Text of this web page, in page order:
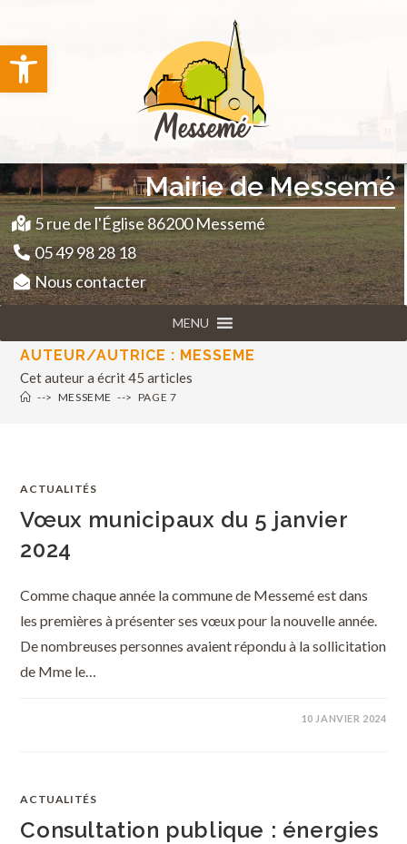
Ouvrir la barre d’outils
Mairie de Messemé
5 rue de l'Église 86200 Messemé
05 49 98 28 18
Nous contacter
MENU
AUTEUR/AUTRICE : MESSEME
Cet auteur a écrit 45 articles
--> MESSEME --> PAGE 7
ACTUALITÉS
Vœux municipaux du 5 janvier
2024
Comme chaque année la commune de Messemé est dans
les premières à présenter ses vœux pour la nouvelle année.
De nombreuses personnes avaient répondu à la sollicitation
de Mme le…
10 JANVIER 2024
ACTUALITÉS
Consultation publique : énergies